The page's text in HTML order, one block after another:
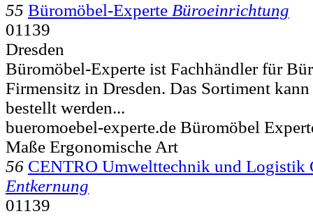
55 Büromöbel-Experte Büroeinrichtung
01139
Dresden
Büromöbel-Experte ist Fachhändler für
Firmensitz in Dresden. Das Sortiment
bestellt werden...
bueromoebel-experte.de Büromöbel
Maße Ergonomische Art
56 CENTRO Umwelttechnik und Logistik
Entkernung
01139